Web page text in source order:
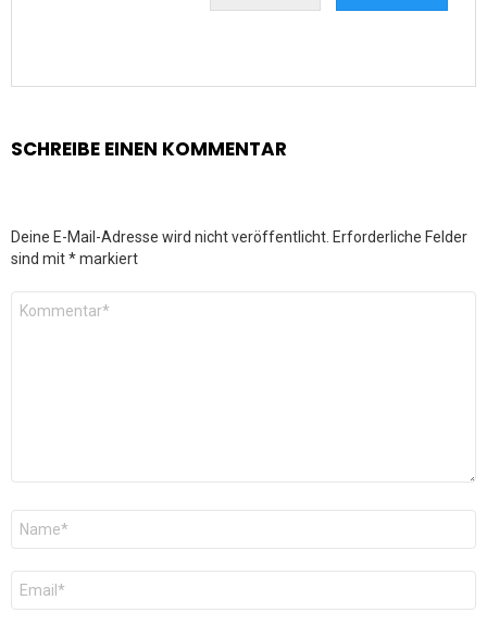
SCHREIBE EINEN KOMMENTAR
Deine E-Mail-Adresse wird nicht veröffentlicht. Erforderliche Felder
sind mit*markiert
Kommentar
Name
E-
Mail
*